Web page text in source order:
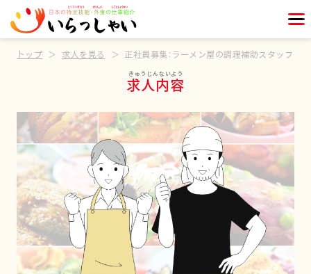
トップ 求人を見る 正社員募集：ラーメン屋の調理補助スタッフ
求人内容